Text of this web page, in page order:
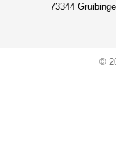
73344
©